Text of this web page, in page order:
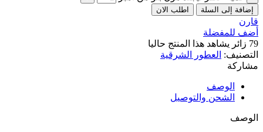
إضافة إلى السلة اطلب الان
قارن
أضف للمفضلة
79 زائر يشاهد هذا المنتج حاليا
التصنيف: العطور الشرقية
مشاركة
الوصف
الشحن والتوصيل
الوصف